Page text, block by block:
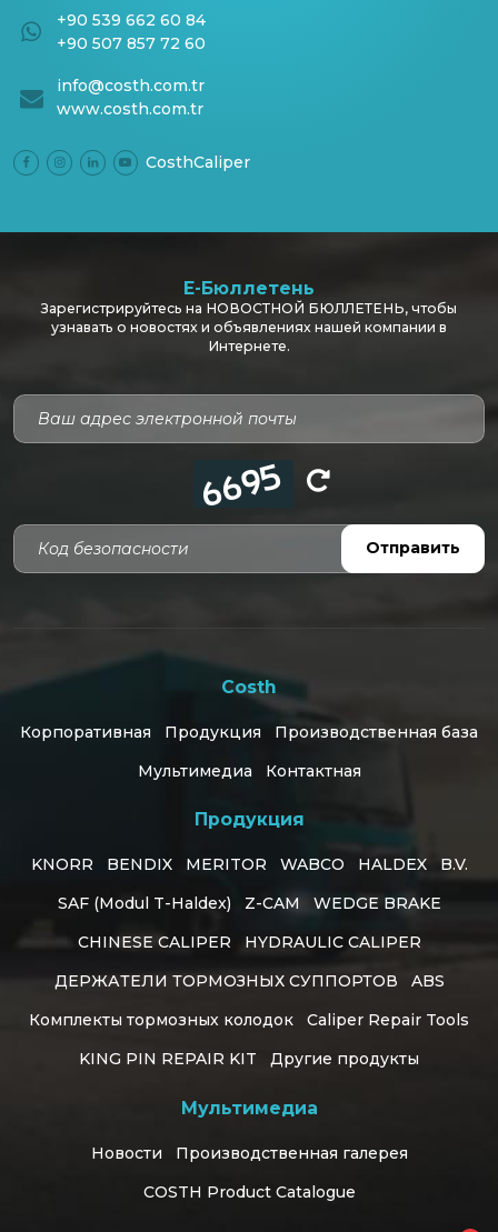
+90 539 662 60 84
+90 507 857 72 60
info@costh.com.tr
www.costh.com.tr
CosthCaliper
E-Бюллетень
Зарегистрируйтесь на НОВОСТНОЙ БЮЛЛЕТЕНЬ, чтобы
узнавать о новостях и объявлениях нашей компании в
Интернете.
Код безопасности
Отправить
Costh
Корпоративная Продукция
Производственная база
Мультимедиа
Контактная
Продукция
KNORR BENDIX MERITOR WABCO HALDEX
B.V.
SAF (Modul T-Haldex)
Z-CAM
WEDGE BRAKE
CHINESE CALIPER
HYDRAULIC CALIPER
ДЕРЖАТЕЛИ ТОРМОЗНЫХ СУППОРТОВ
ABS
Комплекты тормозных колодок
Caliper Repair Tools
KING PIN REPAIR KIT
Другие продукты
Мультимедиа
Новости
Производственная галерея
COSTH Product Catalogue
online
Могу я чем-нибудь помочь?